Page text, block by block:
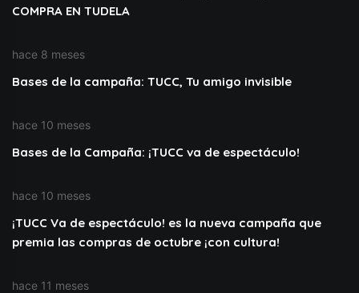
COMPRA EN TUDELA
hace 8 meses
Bases de la campaña: TUCC, Tu amigo invisible
hace 10 meses
Bases de la Campaña: ¡TUCC va de espectáculo!
hace 10 meses
¡TUCC Va de espectáculo! es la nueva campaña que
premia las compras de octubre ¡con cultura!
hace 11 meses